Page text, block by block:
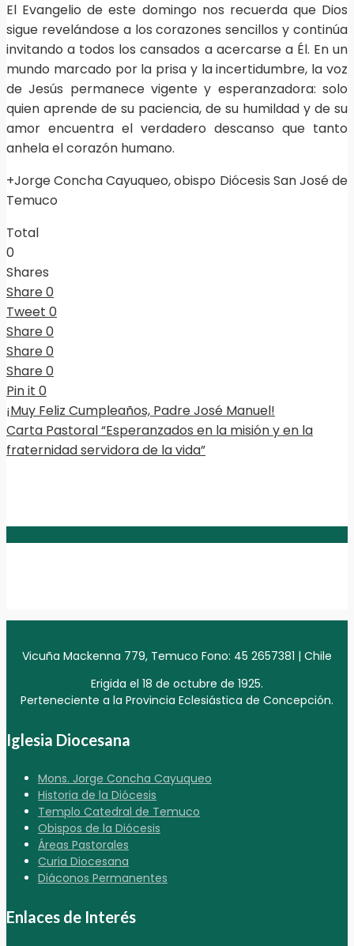
El Evangelio de este domingo nos recuerda que Dios
sigue revelándose a los corazones sencillos y continúa
invitando a todos los cansados a acercarse a Él. En un
mundo marcado por la prisa y la incertidumbre, la voz
de Jesús permanece vigente y esperanzadora: solo
quien aprende de su paciencia, de su humildad y de su
amor encuentra el verdadero descanso que tanto
anhela el corazón humano.
+Jorge Concha Cayuqueo, obispo Diócesis San José de
Temuco
Total
0
Shares
Share0
Tweet 0
Share0
Share0
Share0
Pin it 0
¡Muy Feliz Cumpleaños, Padre José Manuel!
Carta Pastoral “Esperanzados en la misión y en la
fraternidad servidora de la vida”
Vicuña Mackenna 779, Temuco Fono: 45 2657381 | Chile
Erigida el 18 de octubre de 1925.
Perteneciente a la Provincia Eclesiástica de Concepción.
Iglesia Diocesana
Mons. Jorge Concha Cayuqueo
Historia de la Diócesis
Templo Catedral de Temuco
Obispos de la Diócesis
Áreas Pastorales
Curia Diocesana
Diáconos Permanentes
Enlaces de Interés